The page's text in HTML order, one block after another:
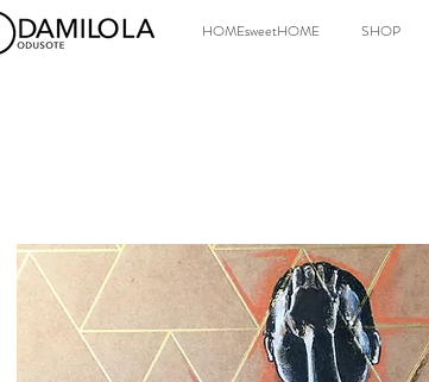
HOMEsweetHOME SHOP